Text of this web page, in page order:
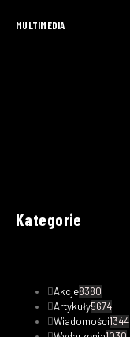
MULTIMEDIA
Kategorie
Akcje8380
Artykuły5674
Wiadomości1344